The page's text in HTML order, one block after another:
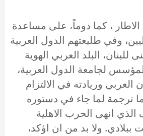
، كما دوماً، على مساعدة
وفي طليعتهم الدول العربية
للبنان، البلد العربي الهوية
لجامعة الدول العربية،
العربي وريادته في الالتزام
ترجمة لما جاء في دستوره
انهى الحرب الاهلية
ببلادي. ولا بد من ان اؤكد،